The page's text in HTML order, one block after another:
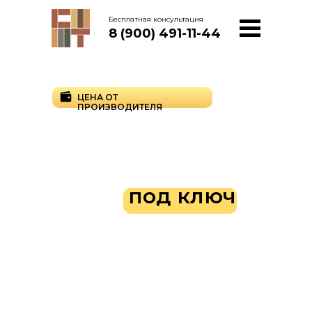
Бесплатная консультация
8 (900) 491-11-44
видовпод ключ
в Тамбове от
ЦЕНА ОТ
ПРОИЗВОДИТЕЛЯ